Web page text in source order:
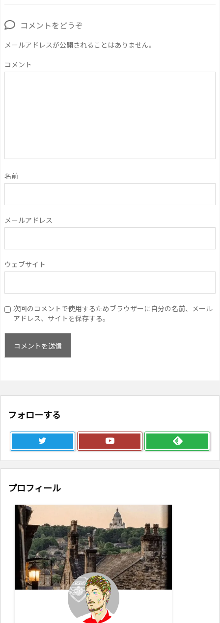
コメントをどうぞ
メールアドレスが公開されることはありません。
コメント
名前
メールアドレス
ウェブサイト
次回のコメントで使用するためブラウザーに自分の名前、メール
アドレス、サイトを保存する。
フォローする
プロフィール